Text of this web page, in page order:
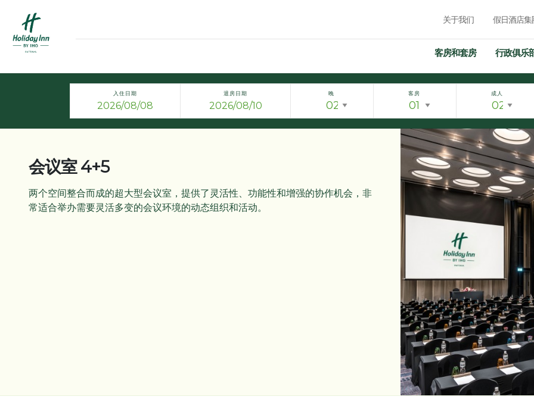
关于我们 假日酒店集
客房和套房 行政俱乐
入住日期 退房日期 晚 客房 成人
会议室 4+5
两个空间整合而成的超大型会议室，提供了灵活性、功能性和增强的协作机会，非
常适合举办需要灵活多变的会议环境的动态组织和活动。